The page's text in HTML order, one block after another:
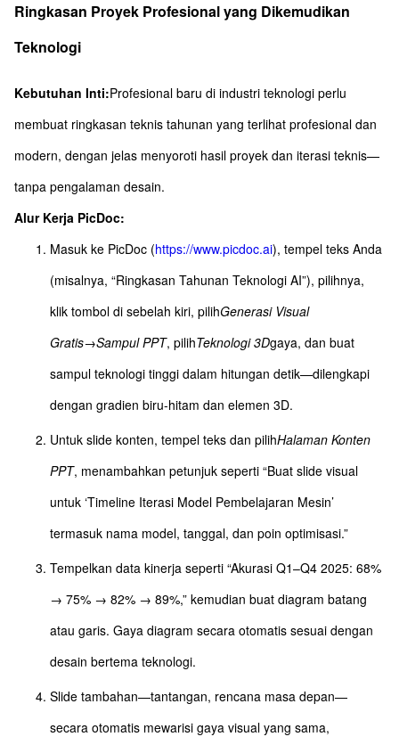
Ringkasan Proyek Profesional yang Dikemudikan
Teknologi
Kebutuhan Inti:Profesional baru di industri teknologi perlu
membuat ringkasan teknis tahunan yang terlihat profesional dan
modern, dengan jelas menyoroti hasil proyek dan iterasi teknis—
tanpa pengalaman desain.
Alur Kerja PicDoc:
Masuk ke PicDoc (https://www.picdoc.ai), tempel teks Anda
(misalnya, “Ringkasan Tahunan Teknologi AI”), pilihnya,
klik tombol di sebelah kiri, pilihGenerasi Visual
Gratis→Sampul PPT, pilihTeknologi 3Dgaya, dan buat
sampul teknologi tinggi dalam hitungan detik—dilengkapi
dengan gradien biru-hitam dan elemen 3D.
Untuk slide konten, tempel teks dan pilihHalaman Konten
PPT, menambahkan petunjuk seperti “Buat slide visual
untuk ‘Timeline Iterasi Model Pembelajaran Mesin’
termasuk nama model, tanggal, dan poin optimisasi.”
Tempelkan data kinerja seperti “Akurasi Q1–Q4 2025: 68%
→ 75% → 82% → 89%,” kemudian buat diagram batang
atau garis. Gaya diagram secara otomatis sesuai dengan
desain bertema teknologi.
Slide tambahan—tantangan, rencana masa depan—
secara otomatis mewarisi gaya visual yang sama,